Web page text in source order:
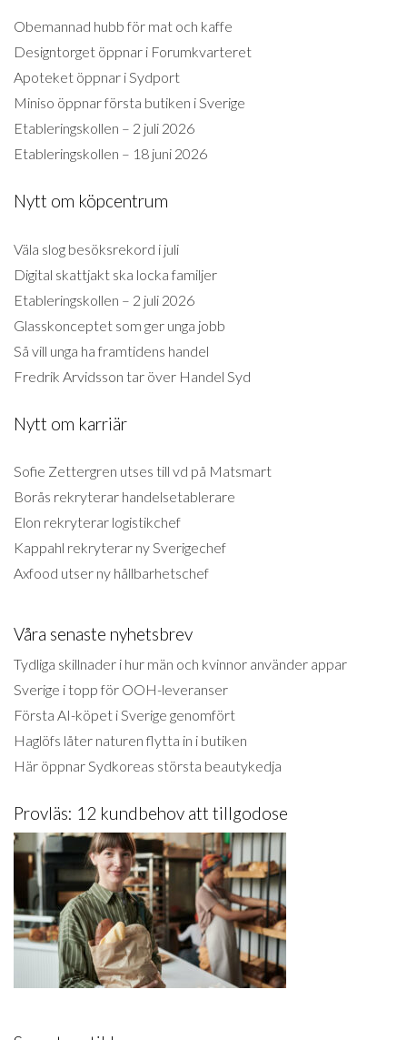
Obemannad hubb för mat och kaffe
Designtorget öppnar i Forumkvarteret
Apoteket öppnar i Sydport
Miniso öppnar första butiken i Sverige
Etableringskollen – 2 juli 2026
Etableringskollen – 18 juni 2026
Nytt om köpcentrum
Väla slog besöksrekord i juli
Digital skattjakt ska locka familjer
Etableringskollen – 2 juli 2026
Glasskonceptet som ger unga jobb
Så vill unga ha framtidens handel
Fredrik Arvidsson tar över Handel Syd
Nytt om karriär
Sofie Zettergren utses till vd på Matsmart
Borås rekryterar handelsetablerare
Elon rekryterar logistikchef
Kappahl rekryterar ny Sverigechef
Axfood utser ny hållbarhetschef
Våra senaste nyhetsbrev
Tydliga skillnader i hur män och kvinnor använder appar
Sverige i topp för OOH-leveranser
Första AI-köpet i Sverige genomfört
Haglöfs låter naturen flytta in i butiken
Här öppnar Sydkoreas största beautykedja
Provläs: 12 kundbehov att tillgodose